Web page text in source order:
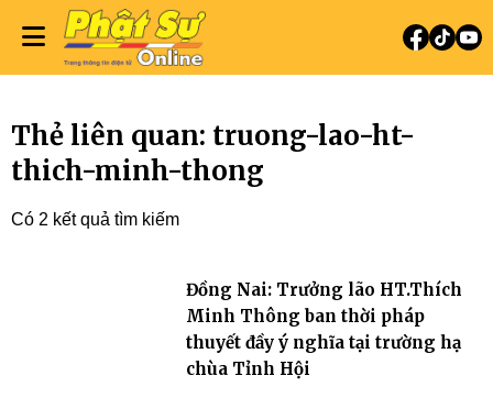
Thẻ liên quan: truong-lao-ht-
thich-minh-thong
Có 2 kết quả tìm kiếm
Đồng Nai: Trưởng lão HT.Thích
Minh Thông ban thời pháp
thuyết đầy ý nghĩa tại trường hạ
chùa Tỉnh Hội